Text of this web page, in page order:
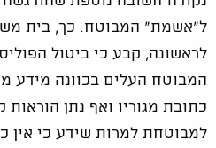
ל"אשמת" המבוטח. כך, בית
לראשונה, קבע כי ביטול
המבוטח העלים בכוונה מידע
כתובת מגוריו ואף נתן
למבוטחת למרות שידע כי אין